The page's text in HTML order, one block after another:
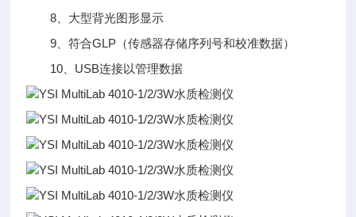
8、大型背光图形显示
9、符合GLP（传感器存储序列号和校准数据）
10、USB连接以管理数据